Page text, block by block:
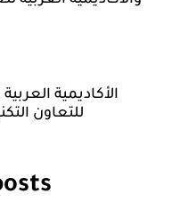
الأكاديمية
للتعاون